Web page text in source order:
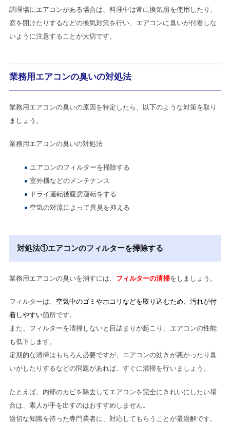
調理場にエアコンがある場合は、料理中は常に換気扇を使用したり、
窓を開けたりするなどの換気対策を行い、エアコンに臭いが付着しな
いように注意することが大切です。
業務用エアコンの臭いの対処法
業務用エアコンの臭いの原因を特定したら、以下のような対策を取り
ましょう。
業務用エアコンの臭いの対処法
エアコンのフィルターを掃除する
室外機などのメンテナンス
ドライ運転後暖房運転をする
空気の対流によって異臭を抑える
対処法①エアコンのフィルターを掃除する
業務用エアコンの臭いを消すには、 フィルターの清掃をしましょう。
フィルターは、 空気中のゴミやホコリなどを取り込むため、汚れが付
着しやすい箇所です。
また、フィルターを清掃しないと目詰まりが起こり、エアコンの性能
も低下します。
定期的な清掃はもちろん必要ですが、エアコンの効きが悪かったり臭
いがしたりするなどの問題があれば、すぐに清掃を行いましょう。
たとえば、内部のカビを除去してエアコンを完全にきれいにしたい場
合は、素人が手を出すのはおすすめしません。
適切な知識を持った専門業者に、対応してもらうことが最適解です。